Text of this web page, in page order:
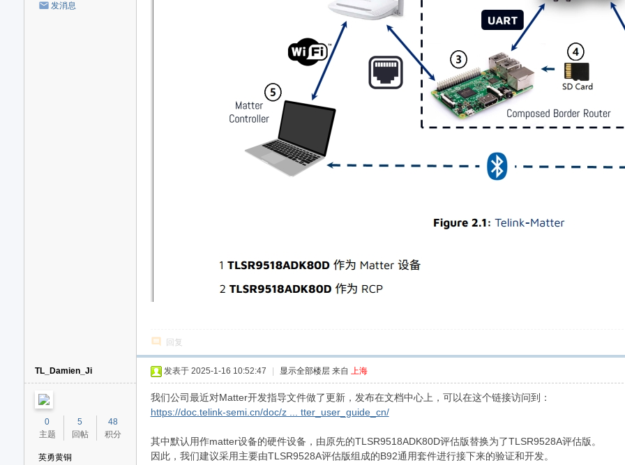
发消息
回复
TL_Damien_Ji
0
主题
5
回帖
48
积分
英勇黄铜
发表于 2025-1-16 10:52:47 显示全部楼层来自 上海
我们公司最近对Matter开发指导文件做了更新，发布在文档中心上，可以在这个链接访问到：
https://doc.telink-semi.cn/doc/z ... tter_user_guide_cn/
其中默认用作matter设备的硬件设备，由原先的TLSR9518ADK80D评估版替换为了TLSR9528A评估版。
因此，我们建议采用主要由TLSR9528A评估版组成的B92通用套件进行接下来的验证和开发。